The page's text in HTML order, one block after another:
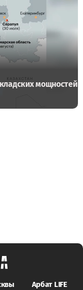
мощностей
Арбат LIFE